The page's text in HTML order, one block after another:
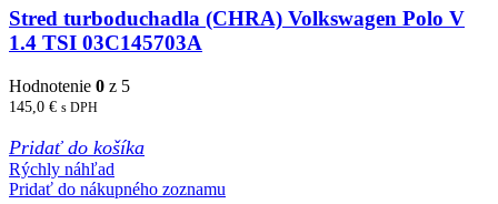
Stred turboduchadla (CHRA) Volkswagen Polo V
1.4 TSI 03C145703A
Hodnotenie 0 z 5
145,0 € s DPH
Pridať do košíka
Rýchly náhľad
Pridať do nákupného zoznamu